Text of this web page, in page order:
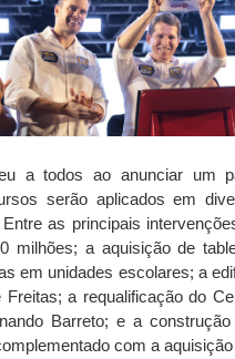
a todos ao anunciar um
serão aplicados em
as principais
milhões; a aquisição de
em unidades escolares; a
a requalificação do
Barreto; e a
com a